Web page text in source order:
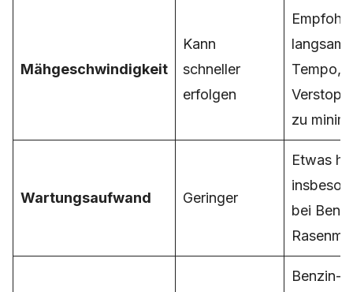
Mähgeschwindigkeit
Kann
schneller
erfolgen
Tempo,
zu
Wartungsaufwand Geringer
Etwas
bei
Benzin-